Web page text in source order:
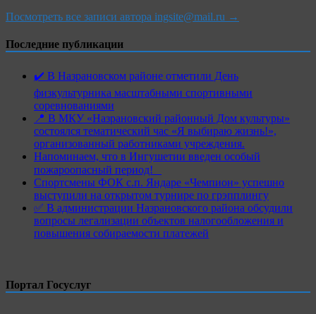
Посмотреть все записи автора ingsite@mail.ru →
Последние публикации
✔️ В Назрановском районе отметили День
физкультурника масштабными спортивными
соревнованиями
📍 В МКУ «Назрановский районный Дом культуры»
состоялся тематический час «Я выбираю жизнь!»,
организованный работниками учреждения.
Напоминаем, что в Ингушетии введен особый
пожароопасный период!⁣⁣⠀
Спортсмены ФОК с.п. Яндаре «Чемпион» успешно
выступили на открытом турнире по грэпплингу
✅ В администрации Назрановского района обсудили
вопросы легализации объектов налогообложения и
повышения собираемости платежей
Портал Госуслуг